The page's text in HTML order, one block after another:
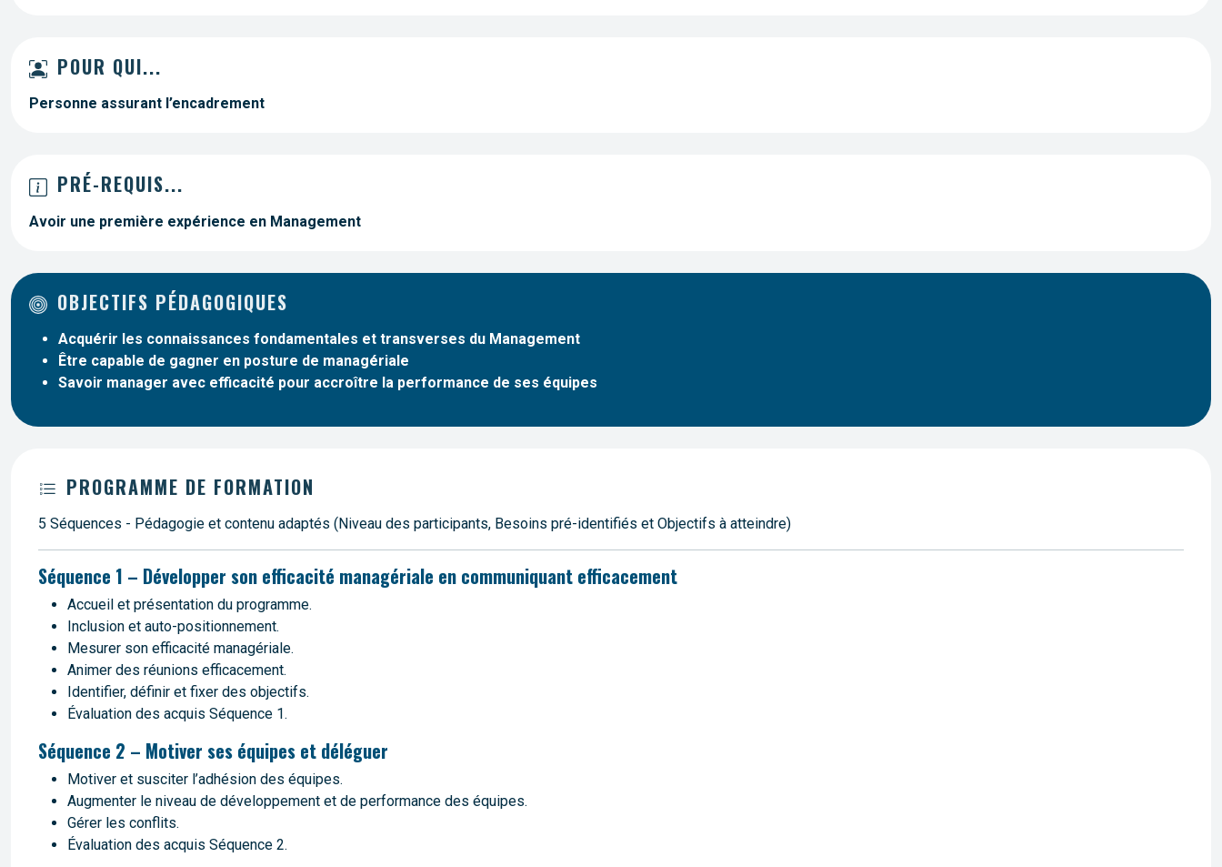
POUR QUI...
Personne assurant l’encadrement
PRÉ-REQUIS...
Avoir une première expérience en Management
OBJECTIFS PÉDAGOGIQUES
Acquérir les connaissances fondamentales et transverses du Management
Être capable de gagner en posture de managériale
Savoir manager avec efficacité pour accroître la performance de ses équipes
PROGRAMME DE FORMATION
5 Séquences - Pédagogie et contenu adaptés (Niveau des participants, Besoins pré-identifiés et Objectifs à atteindre)
Séquence 1 – Développer son efficacité managériale en communiquant efficacement
Accueil et présentation du programme.
Inclusion et auto-positionnement.
Mesurer son efficacité managériale.
Animer des réunions efficacement.
Identifier, définir et fixer des objectifs.
Évaluation des acquis Séquence 1.
Séquence 2 – Motiver ses équipes et déléguer
Motiver et susciter l’adhésion des équipes.
Augmenter le niveau de développement et de performance des équipes.
Gérer les conflits.
Évaluation des acquis Séquence 2.